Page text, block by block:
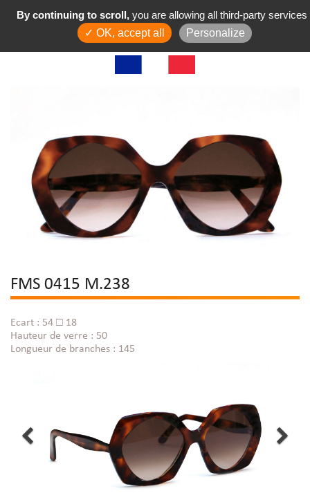
FMS 0415 M.238
Ecart : 54 □ 18
Hauteur de verre : 50
Longueur de branches : 145
By continuing to scroll, you are allowing all third-party services
✓ OK, accept all
Personalize